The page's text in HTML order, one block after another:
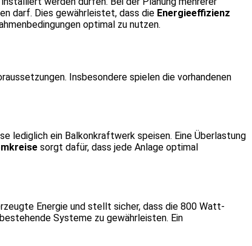
darf. Dies gewährleistet, dass die Energieeffizienz
optimal zu nutzen.
Insbesondere spielen die vorhandenen
lediglich ein Balkonkraftwerk speisen. Eine Überlastung
sorgt dafür, dass jede Anlage optimal
Energie und stellt sicher, dass die 800 Watt-
Systeme zu gewährleisten. Ein